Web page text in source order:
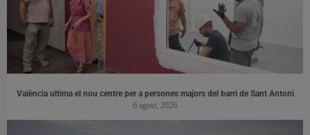
València ultima el nou centre per a persones majors del barri de Sant Antoni
6 agost, 2026